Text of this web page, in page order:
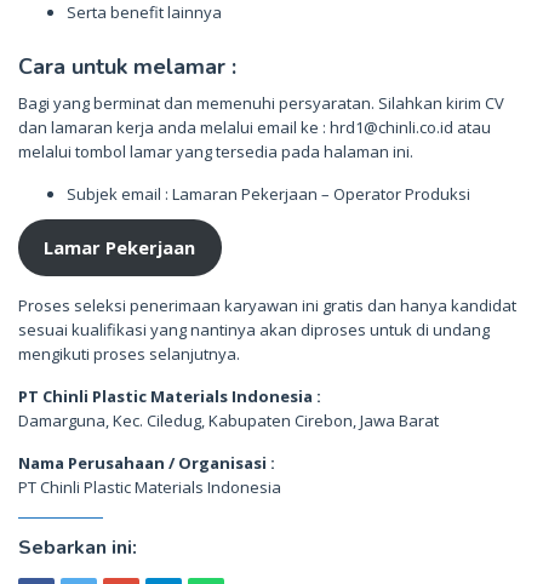
Serta benefit lainnya
Cara untuk melamar :
Bagi yang berminat dan memenuhi persyaratan. Silahkan kirim CV
dan lamaran kerja anda melalui email ke : hrd1@chinli.co.id atau
melalui tombol lamar yang tersedia pada halaman ini.
Subjek email : Lamaran Pekerjaan – Operator Produksi
Lamar Pekerjaan
Proses seleksi penerimaan karyawan ini gratis dan hanya kandidat
sesuai kualifikasi yang nantinya akan diproses untuk di undang
mengikuti proses selanjutnya.
PT Chinli Plastic Materials Indonesia :
Damarguna, Kec. Ciledug, Kabupaten Cirebon, Jawa Barat
Nama Perusahaan / Organisasi :
PT Chinli Plastic Materials Indonesia
Sebarkan ini: